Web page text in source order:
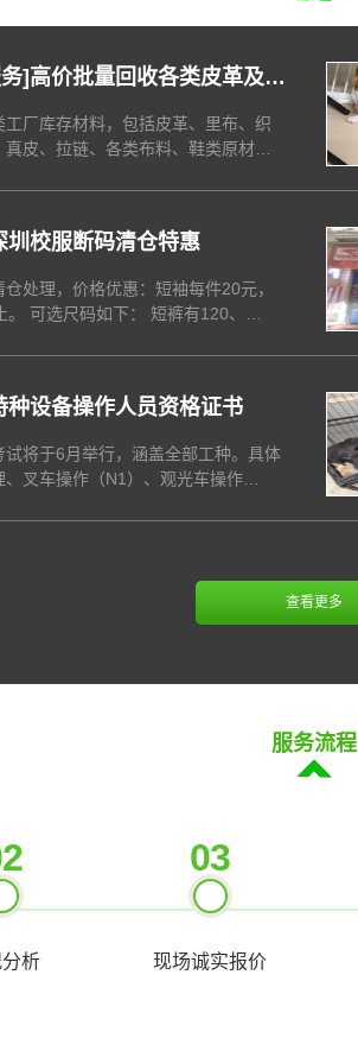
] 高价批量回收各类皮革及辅
厂库存材料，包括皮革、里布、织
皮、拉链、各类布料、鞋类原材
圳校服断码清仓特惠
处理，价格优惠：短袖每件20元，
、
种设备操作人员资格证书
将于6月举行，涵盖全部工种。具体
叉车操作（N1）、观光车操作
查看更多
服务流程
析
03
现场诚实报价